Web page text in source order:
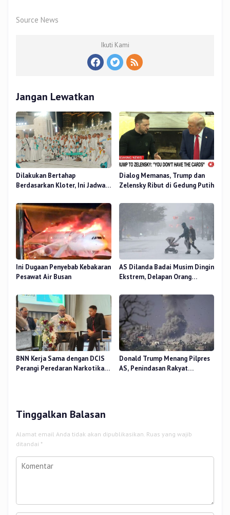
Source News
Ikuti Kami
Jangan Lewatkan
Dilakukan Bertahap
Berdasarkan Kloter, Ini Jadwal
Dialog Memanas, Trump dan
Zelensky Ribut di Gedung Putih
Ini Dugaan Penyebab Kebakaran
Pesawat Air Busan
AS Dilanda Badai Musim Dingin
Ekstrem, Delapan Orang
BNN Kerja Sama dengan DCIS
Perangi Peredaran Narkotika
Donald Trump Menang Pilpres
AS, Penindasan Rakyat
Tinggalkan Balasan
Alamat email Anda tidak akan dipublikasikan. Ruas yang wajib
ditandai *